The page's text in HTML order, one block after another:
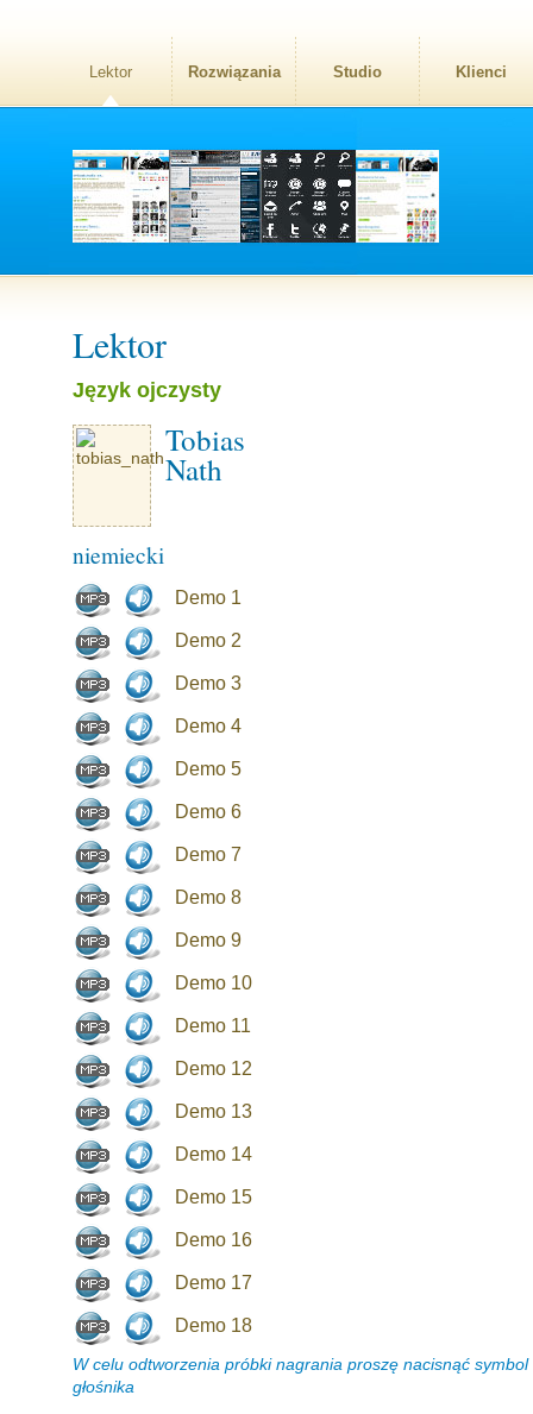
Lektor Rozwiązania Studio Klienci
Lektor
Język ojczysty
Tobias
Nath
niemiecki
Demo 1
Demo 2
Demo 3
Demo 4
Demo 5
Demo 6
Demo 7
Demo 8
Demo 9
Demo 10
Demo 11
Demo 12
Demo 13
Demo 14
Demo 15
Demo 16
Demo 17
Demo 18
W celu odtworzenia próbki nagrania proszę nacisnąć symbol
głośnika